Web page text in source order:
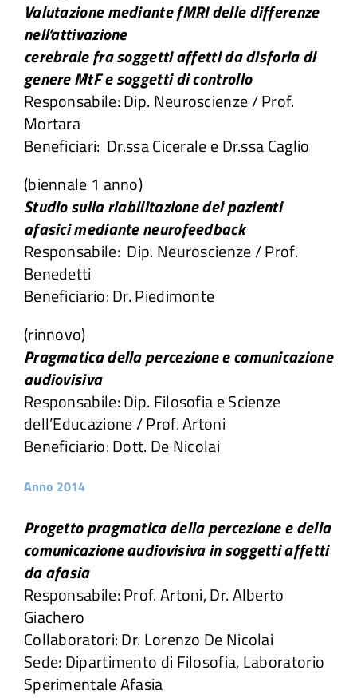
Valutazione mediante fMRI delle differenze
nell’attivazione
cerebrale fra soggetti affetti da disforia di
genere MtF e soggetti di controllo
Responsabile: Dip. Neuroscienze / Prof.
Mortara
Beneficiari: Dr.ssa Cicerale e Dr.ssa Caglio
(biennale 1 anno)
Studio sulla riabilitazione dei pazienti
afasici mediante neurofeedback
Responsabile: Dip. Neuroscienze / Prof.
Benedetti
Beneficiario: Dr. Piedimonte
(rinnovo)
Pragmatica della percezione e comunicazione
audiovisiva
Responsabile: Dip. Filosofia e Scienze
dell’Educazione / Prof. Artoni
Beneficiario: Dott. De Nicolai
Anno 2014
Progetto pragmatica della percezione e della
comunicazione audiovisiva in soggetti affetti
da afasia
Responsabile: Prof. Artoni, Dr. Alberto
Giachero
Collaboratori: Dr. Lorenzo De Nicolai
Sede: Dipartimento di Filosofia, Laboratorio
Sperimentale Afasia